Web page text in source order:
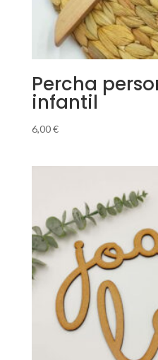
Percha
infantil
6,00€